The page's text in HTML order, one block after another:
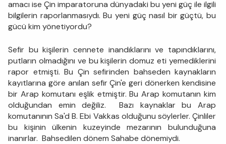
amacı ise Çin imparatoruna dünyadaki bu yeni güç ile ilgili
bilgilerin raporlanmasıydı. Bu yeni güç nasıl bir güçtü, bu
gücü kim yönetiyordu?
Sefir bu kişilerin cennete inandıklarını ve tapındıklarını,
putların olmadığını ve bu kişilerin domuz eti yemediklerini
rapor etmişti. Bu Çin sefirinden bahseden kaynakların
kayıtlarına göre anılan sefir Çin'e geri dönerken kendisine
bir Arap komutanı eşlik etmiştir. Bu Arap komutanın kim
olduğundan emin değiliz. Bazı kaynaklar bu Arap
komutanının Sa'd B. Ebi Vakkas olduğunu söylerler. Çinliler
bu kişinin ülkenin kuzeyinde mezarının bulunduğuna
inanırlar. Bahsedilen dönem Sahabe dönemiydi.